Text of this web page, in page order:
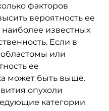
факторов
вероятность ее
известных
Если в
или
ее
может быть выше.
опухоли
категории